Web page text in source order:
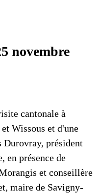
novembre
cantonale à
Wissous et d'une
Durovray, président
en présence de
et conseillère
maire de Savigny-